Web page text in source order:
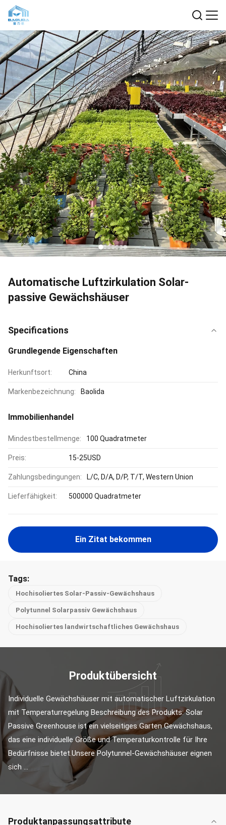
Automatische Luftzirkulation Solar-
passive Gewächshäuser
Specifications
Grundlegende Eigenschaften
Herkunftsort: China
Markenbezeichnung: Baolida
Immobilienhandel
Mindestbestellmenge: 100 Quadratmeter
Preis: 15-25USD
Zahlungsbedingungen: L/C, D/A, D/P, T/T, Western Union
Lieferfähigkeit: 500000 Quadratmeter
Ein Zitat bekommen
Tags:
Hochisoliertes Solar-Passiv-Gewächshaus
Polytunnel Solarpassiv Gewächshaus
Hochisoliertes landwirtschaftliches Gewächshaus
Produktübersicht
Individuelle Gewächshäuser mit automatischer Luftzirkulation
mit Temperaturregelung Beschreibung des Produkts: Solar
Passive Greenhouse ist ein vielseitiges Garten Gewächshaus,
das eine individuelle Größe und Temperaturkontrolle für Ihre
Bedürfnisse bietet.Unsere Polytunnel-Gewächshäuser eignen
sich ...
Produktanpassungsattribute